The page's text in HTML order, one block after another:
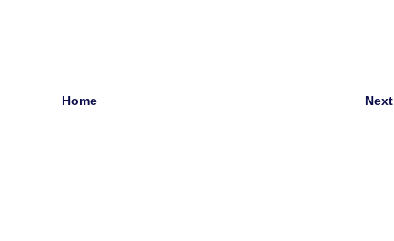
Next
Home